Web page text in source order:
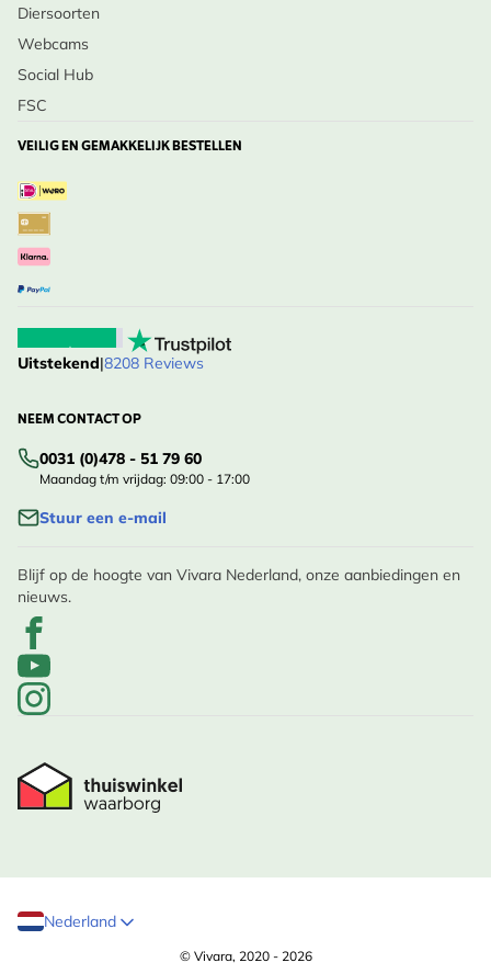
Diersoorten
Webcams
Social Hub
FSC
VEILIG EN GEMAKKELIJK BESTELLEN
Uitstekend|8208 Reviews
NEEM CONTACT OP
0031 (0)478 - 51 79 60
Maandag t/m vrijdag: 09:00 - 17:00
Stuur een e-mail
Blijf op de hoogte van Vivara Nederland, onze aanbiedingen en
nieuws.
Nederland
© Vivara, 2020 - 2026